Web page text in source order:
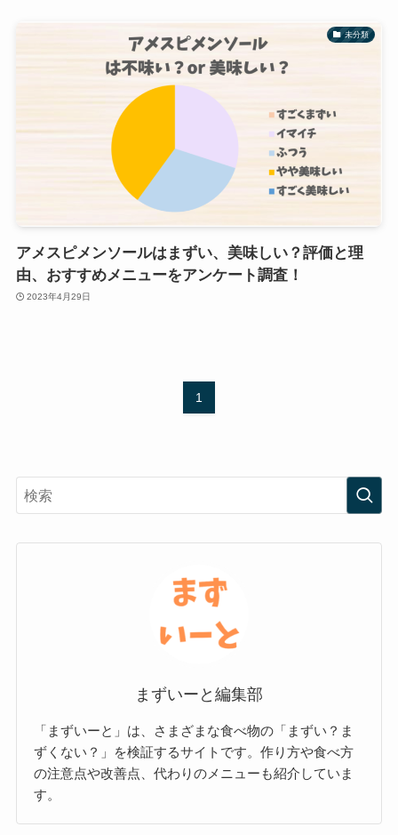
未分類
アメスピメンソールはまずい、美味しい？評価と理
由、おすすめメニューをアンケート調査！
2023年4月29日
1
まずいーと編集部
「まずいーと」は、さまざまな食べ物の「まずい？ま
ずくない？」を検証するサイトです。作り方や食べ方
の注意点や改善点、代わりのメニューも紹介していま
す。